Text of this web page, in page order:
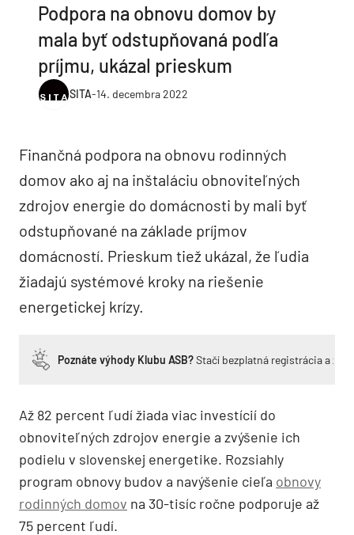
Podpora na obnovu domov by
mala byť odstupňovaná podľa
príjmu, ukázal prieskum
SITA-14. decembra 2022
Finančná podpora na obnovu rodinných
domov ako aj na inštaláciu obnoviteľných
zdrojov energie do domácnosti by mali byť
odstupňované na základe príjmov
domácností. Prieskum tiež ukázal, že ľudia
žiadajú systémové kroky na riešenie
energetickej krízy.
Poznáte výhody Klubu ASB?Stačí bezplatná registrácia a
Až 82 percent ľudí žiada viac investícií do
obnoviteľných zdrojov energie a zvýšenie ich
podielu v slovenskej energetike. Rozsiahly
program obnovy budov a navýšenie cieľa obnovy
rodinných domov na 30-tisíc ročne podporuje až
75 percent ľudí.